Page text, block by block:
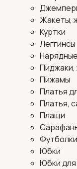
Жакеты,
Куртки
Леггинсы
Пиджаки,
Пижамы
Платья
Платья,
Плащи
Юбки
Юбки